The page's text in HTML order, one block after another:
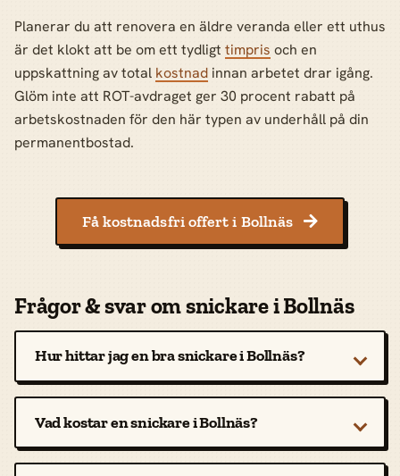
Planerar du att renovera en äldre veranda eller ett uthus
är det klokt att be om ett tydligt timpris och en
uppskattning av total kostnad innan arbetet drar igång.
Glöm inte att ROT-avdraget ger 30 procent rabatt på
arbetskostnaden för den här typen av underhåll på din
permanentbostad.
Få kostnadsfri offert i Bollnäs 
Frågor & svar om snickare i Bollnäs
Hur hittar jag en bra snickare i Bollnäs?
Vad kostar en snickare i Bollnäs?